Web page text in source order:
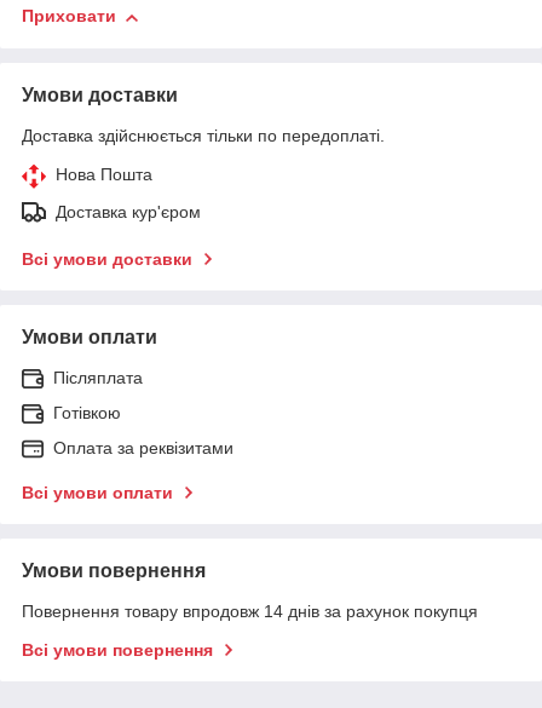
Приховати
Умови доставки
Доставка здійснюється тільки по передоплаті.
Нова Пошта
Доставка кур'єром
Всі умови доставки
Умови оплати
Післяплата
Готівкою
Оплата за реквізитами
Всі умови оплати
Умови повернення
Повернення товару впродовж 14 днів за рахунок покупця
Всі умови повернення